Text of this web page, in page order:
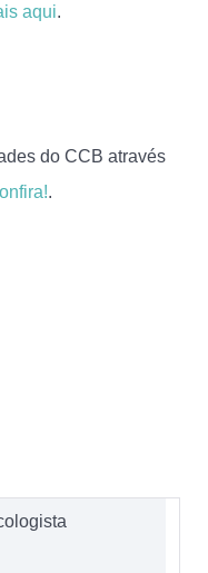
aqui.
do CCB através
.